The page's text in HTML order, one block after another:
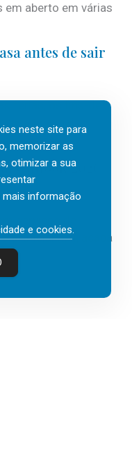
em aberto em várias
antes de sair
férias, os fins-de-
fica mais
Outlook 2026
serviços de
artificial (IA), acaba
neste site para
memorizar as
otimizar a sua
mais informação
e cookies.